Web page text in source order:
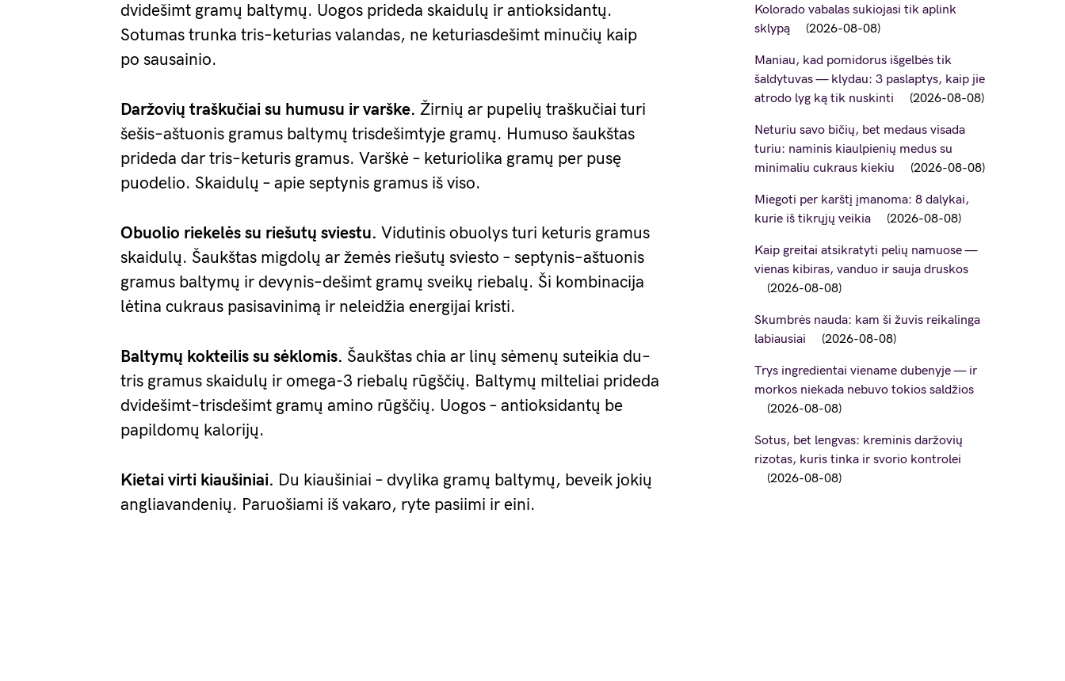
dvidešimt gramų baltymų. Uogos prideda skaidulų ir antioksidantų.
Sotumas trunka tris–keturias valandas, ne keturiasdešimt minučių kaip
po sausainio.
Daržovių traškučiai su humusu ir varške. Žirnių ar pupelių traškučiai turi
šešis–aštuonis gramus baltymų trisdešimtyje gramų. Humuso šaukštas
prideda dar tris–keturis gramus. Varškė – keturiolika gramų per pusę
puodelio. Skaidulų – apie septynis gramus iš viso.
Obuolio riekelės su riešutų sviestu. Vidutinis obuolys turi keturis gramus
skaidulų. Šaukštas migdolų ar žemės riešutų sviesto – septynis–aštuonis
gramus baltymų ir devynis–dešimt gramų sveikų riebalų. Ši kombinacija
lėtina cukraus pasisavinimą ir neleidžia energijai kristi.
Baltymų kokteilis su sėklomis. Šaukštas chia ar linų sėmenų suteikia du–
tris gramus skaidulų ir omega-3 riebalų rūgščių. Baltymų milteliai prideda
dvidešimt–trisdešimt gramų amino rūgščių. Uogos – antioksidantų be
papildomų kalorijų.
Kietai virti kiaušiniai. Du kiaušiniai – dvylika gramų baltymų, beveik jokių
angliavandenių. Paruošiami iš vakaro, ryte pasiimi ir eini.
Kolorado vabalas sukiojasi tik aplink
sklypą
2026-08-08
Maniau, kad pomidorus išgelbės tik
šaldytuvas — klydau: 3 paslaptys, kaip jie
atrodo lyg ką tik nuskinti
2026-08-08
Neturiu savo bičių, bet medaus visada
turiu: naminis kiaulpienių medus su
minimaliu cukraus kiekiu
2026-08-08
Miegoti per karštį įmanoma: 8 dalykai,
kurie iš tikrųjų veikia
2026-08-08
Kaip greitai atsikratyti pelių namuose —
vienas kibiras, vanduo ir sauja druskos
2026-08-08
Skumbrės nauda: kam ši žuvis reikalinga
labiausiai
2026-08-08
Trys ingredientai viename dubenyje — ir
morkos niekada nebuvo tokios saldžios
2026-08-08
Sotus, bet lengvas: kreminis daržovių
rizotas, kuris tinka ir svorio kontrolei
2026-08-08